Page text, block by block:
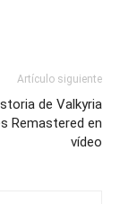
Artículo siguiente
de Valkyria
Remastered en
vídeo